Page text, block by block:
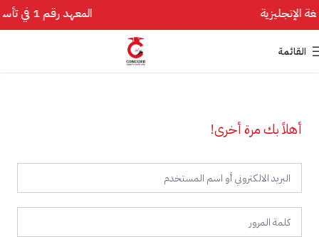
المعهد رقم 1 في تأسيس اللغة الإنجليزية
القائمة
أهلاً بك مرة أخرى!